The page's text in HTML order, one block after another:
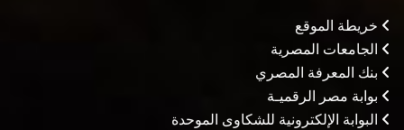
خريطة الموقع
الجامعات المصرية
بنك المعرفة المصري
بوابة مصر الرقميـة
البوابة الإلكترونية للشكاوى الموحدة